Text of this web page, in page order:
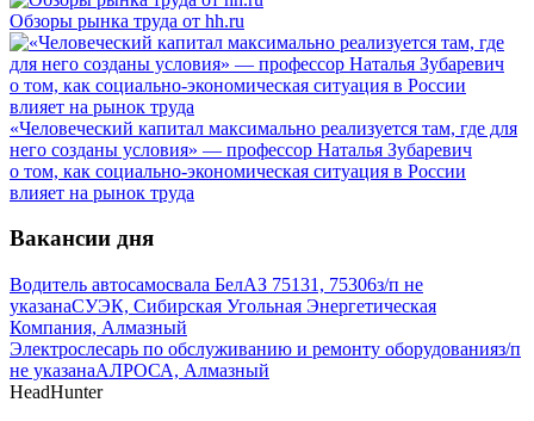
Обзоры рынка труда от hh.ru
«Человеческий капитал максимально реализуется там, где для
него созданы условия» — профессор Наталья Зубаревич
о том, как социально-экономическая ситуация в России
влияет на рынок труда
Вакансии дня
Водитель автосамосвала БелАЗ 75131, 75306з/п не
указанаСУЭК, Сибирская Угольная Энергетическая
Компания, Алмазный
Электрослесарь по обслуживанию и ремонту оборудованияз/п
не указанаАЛРОСА, Алмазный
HeadHunter